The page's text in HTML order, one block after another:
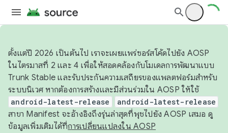
ตั้งแต่ปี 2026 เป็นต้นไป เราจะเผยแพร่ซอร์สโค้ดไปยัง AOSP
ในไตรมาสที่ 2 และ 4 เพื่อให้สอดคล้องกับโมเดลการพัฒนาแบบ
Trunk Stable และรับประกันความเสถียรของแพลตฟอร์มสำหรับ
ระบบนิเวศ หากต้องการสร้างและมีส่วนร่วมใน AOSP ให้ใช้
android-latest-release android-latest-release
สาขา Manifest จะอ้างอิงถึงรุ่นล่าสุดที่พุชไปยัง AOSP เสมอ ดู
ข้อมูลเพิ่มเติมได้ที่การเปลี่ยนแปลงใน AOSP